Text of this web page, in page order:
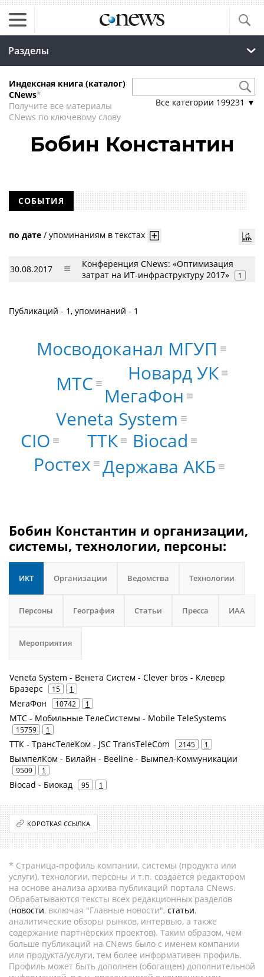
Разделы
Индексная книга (каталог)
CNews*
Получите все материалы
CNews по ключевому слову
Все категории 199231 ▼
Бобин Константин
СОБЫТИЯ
по дате / упоминаниям в текстах
30.08.2017
Конференция CNews: «Оптимизация
затрат на ИТ-инфраструктуру 2017»
1
Публикаций - 1, упоминаний - 1
Veneta System
МегаФон
МТС
ТТК
Biocad
Ростех
Новард УК
Держава АКБ
Мосводоканал МГУП
CIO
Бобин Константин и организации,
системы, технологии, персоны:
ИКТ Организации Ведомства Технологии
Персоны География Статьи Пресса ИАА
Мероприятия
Veneta System - Венета Систем - Clever bros - Клевер
Бразерс
15 1
МегаФон 10742 1
МТС - Мобильные ТелеСистемы - Mobile TeleSystems
15759 1
ТТК - ТрансТелеКом - JSC TransTeleCom 2145 1
ВымпелКом - Билайн - Beeline - Вымпел-Коммуникации
9509 1
Biocad - Биокад 95 1
КОРОТКАЯ ССЫЛКА
* Страница-профиль компании, системы (продукта или
услуги), технологии, персоны и т.п. создается редактором
на основе анализа архива публикаций портала CNews.
Обрабатываются тексты всех редакционных разделов
(новости, включая "Главные новости", статьи,
аналитические обзоры рынков, интервью, а также
содержание партнёрских проектов). Таким образом, чем
больше публикаций на CNews было с именем компании
или продукта/услуги, тем более информативен профиль.
Профиль может быть дополнен (обогащен) дополнительной